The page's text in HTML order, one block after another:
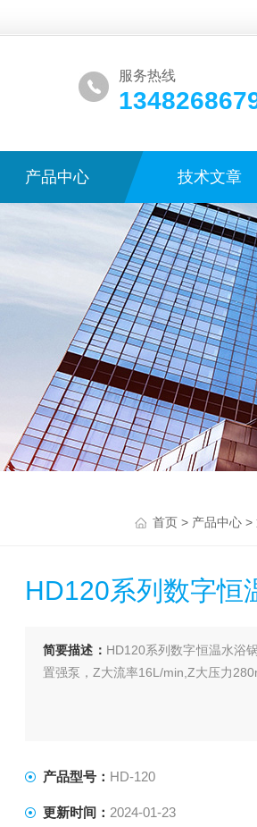
服务热线
产品中心 技术文章
首页 > 产品中心 >
HD120系列数字恒
简要描述： HD120系列数字恒温水浴
置强泵，Z大流率16L/min,Z大压力
产品型号： HD-120
更新时间： 2024-01-23